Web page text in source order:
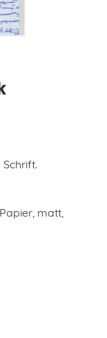
matt,